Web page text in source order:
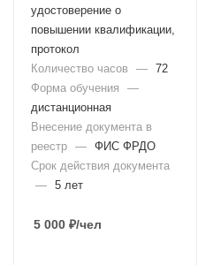
удостоверение о
повышении квалификации,
протокол
Количество часов
— 72
Форма обучения
—
дистанционная
Внесение документа в
реестр — ФИС ФРДО
Срок действия документа
— 5 лет
5 000 ₽/чел